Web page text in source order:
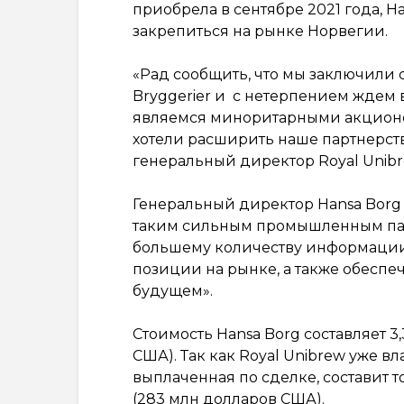
приобрела в сентябре 2021 года,
закрепиться на рынке Норвегии.
«Рад сообщить, что мы заключили
Bryggerier и с нетерпением
являемся миноритарными
хотели расширить наше
генеральный директор Royal
Генеральный директор Hansa
таким сильным промышленным
большему количеству
позиции на рынке, а также
будущем».
Стоимость Hansa Borg
США). Так как Royal Unibrew уже
выплаченная по сделке, составит
(283 млн долларов США).